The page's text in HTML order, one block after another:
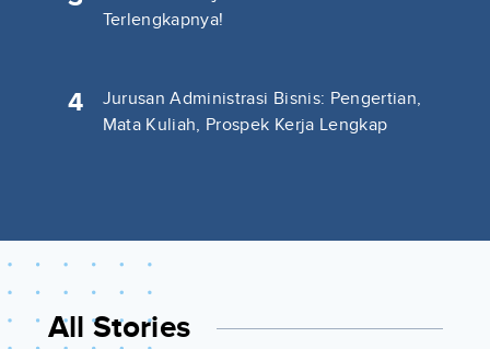
Terlengkapnya!
4
Jurusan Administrasi Bisnis: Pengertian,
Mata Kuliah, Prospek Kerja Lengkap
All Stories